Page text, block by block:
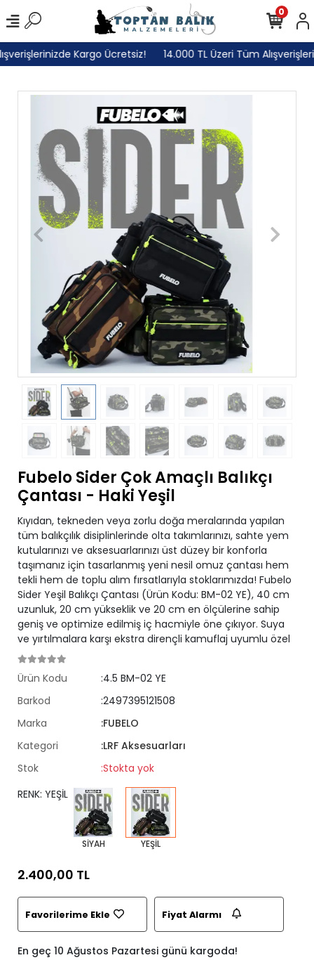
Kargo Ücretsiz! 14.000 TL Üzeri Tüm
0
Fubelo Sider Çok Amaçlı Balıkçı
Çantası - Haki Yeşil
Kıyıdan, tekneden veya zorlu doğa meralarında yapılan
tüm balıkçılık disiplinlerinde olta takımlarınızı, sahte yem
kutularınızı ve aksesuarlarınızı üst düzey bir konforla
taşımanız için tasarlanmış yeni nesil omuz çantası hem
tekli hem de toplu alım fırsatlarıyla stoklarımızda! Fubelo
Sider Yeşil Balıkçı Çantası (Ürün Kodu: BM-02 YE), 40 cm
uzunluk, 20 cm yükseklik ve 20 cm en ölçülerine sahip
geniş ve optimize edilmiş iç hacmiyle öne çıkıyor. Suya
ve yırtılmalara karşı ekstra dirençli kamuflaj uyumlu özel
Ürün Kodu
:4.5 BM-02 YE
Barkod
:2497395121508
Marka
:FUBELO
Kategori
:LRF Aksesuarları
Stok
:Stokta yok
RENK: YEŞİL
SİYAH YEŞİL
2.400,00 TL
Favorilerime Ekle Fiyat Alarmı
En geç 10 Ağustos Pazartesi günü kargoda!